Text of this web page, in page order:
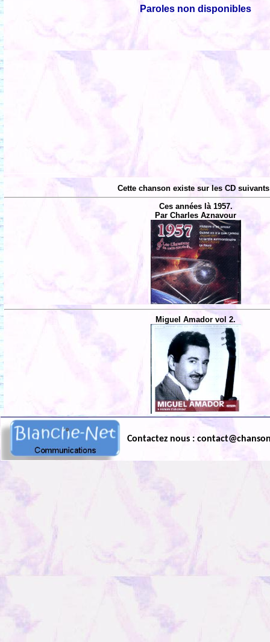
Paroles non disponibles
Cette chanson existe sur les CD
Ces années là 1957.
Par Charles Aznavour
Miguel Amador vol 2.
Contactez nous :